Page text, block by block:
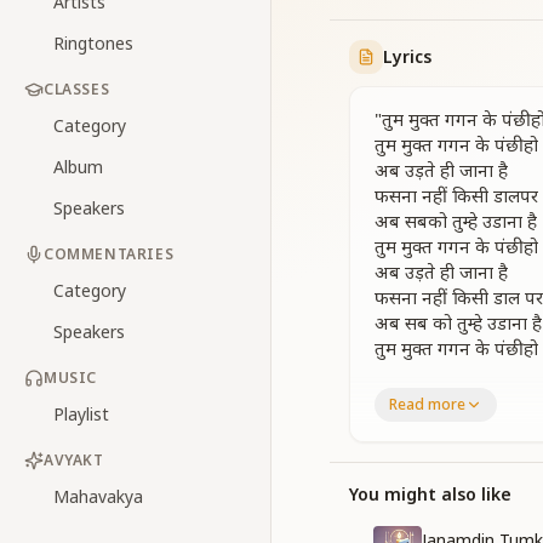
Ringtones
CLASSES
Category
Album
Speakers
COMMENTARIES
Category
Speakers
MUSIC
Playlist
AVYAKT
Mahavakya
Lyrics
"तुम मुक्त गगन के पंछी
तुम मुक्त गगन के पंछी हो
अब उड़ते ही जाना है
फसना नहीं किसी डालपर
अब सबको तुम्हे उडाना है
तुम मुक्त गगन के पंछी हो
अब उड़ते ही जाना है
फसना नहीं किसी डाल पर
अब सब को तुम्हे उडाना है
तुम मुक्त गगन के पंछी हो
राही तुझको थकना नहीं
पल भर तुमको रुकना
मंजिल तेरे करीब है
Read more
You might also like